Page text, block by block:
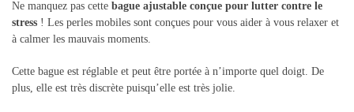
Ne manquez pas cette bague ajustable conçue pour lutter contre le
stress ! Les perles mobiles sont conçues pour vous aider à vous relaxer et
à calmer les mauvais moments.
Cette bague est réglable et peut être portée à n’importe quel doigt. De
plus, elle est très discrète puisqu’elle est très jolie.